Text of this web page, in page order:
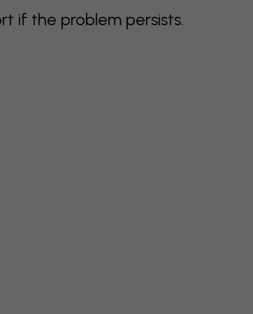
if the problem persists.